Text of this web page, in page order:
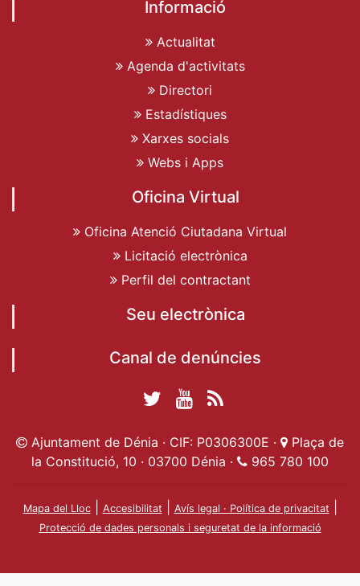
Informació
Actualitat
Agenda d'activitats
Directori
Estadístiques
Xarxes socials
Webs i Apps
Oficina Virtual
Oficina Atenció Ciutadana Virtual
Licitació electrònica
Perfil del contractant
Seu electrònica
Canal de denúncies
de Dénia
Twitter Ajuntament
de Dénia
Ajuntament de
Dénia
Actualitat
Ajuntament
Ajuntament de Dénia · CIF: P0306300E ·
Plaça de
la Constitució, 10 · 03700 Dénia ·
965 780 100
Mapa del Lloc| Accesibilitat Avís legal · Política de privacitat
Protecció de dades personals i seguretat de la informació